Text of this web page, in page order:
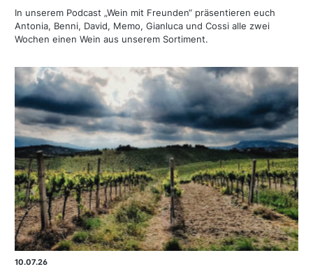
In unserem Podcast „Wein mit Freunden“ präsentieren euch
Antonia, Benni, David, Memo, Gianluca und Cossi alle zwei
Wochen einen Wein aus unserem Sortiment.
10.07.26